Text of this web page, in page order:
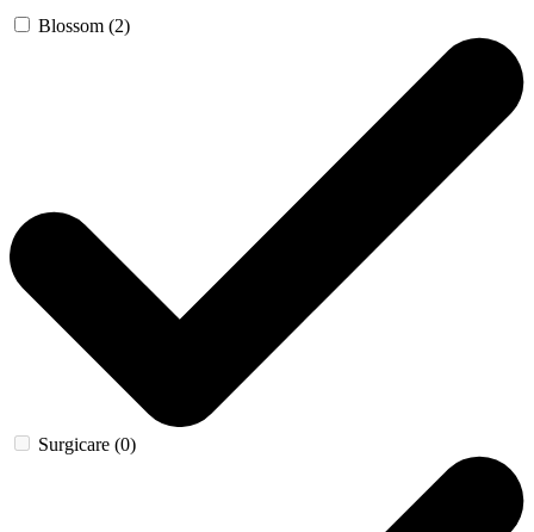
Blossom (2)
Surgicare (0)